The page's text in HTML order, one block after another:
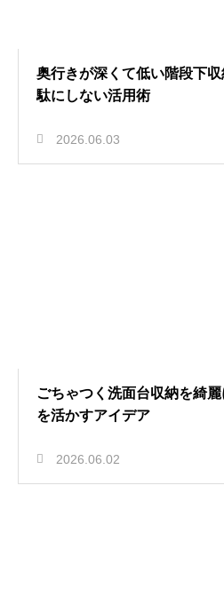
奥行きが深くて低い階段下
駄にしない活用術
2026.06.03
ごちゃつく洗面台収納を綺
を活かすアイデア
2026.06.02